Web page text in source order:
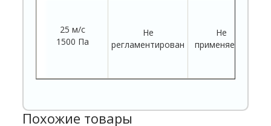
25 м/с
1500 Па
Не
регламентирован
Не
применяется
Похожие товары